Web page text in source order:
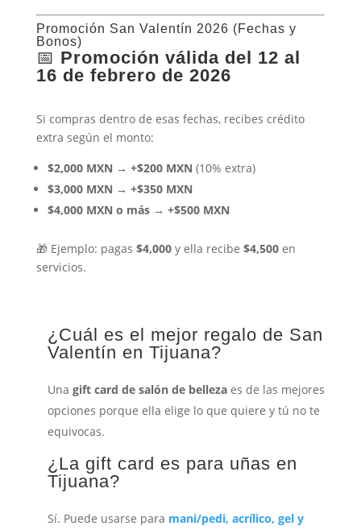
Promoción San Valentín 2026 (Fechas y
Bonos)
📅 Promoción válida del 12 al
16 de febrero de 2026
Si compras dentro de esas fechas, recibes crédito
extra según el monto:
$2,000 MXN → +$200 MXN (10% extra)
$3,000 MXN → +$350 MXN
$4,000 MXN o más → +$500 MXN
🎁 Ejemplo: pagas $4,000y ella recibe $4,500en
servicios.
¿Cuál es el mejor regalo de San
Valentín en Tijuana?
Una gift card de salón de bellezaes de las mejores
opciones porque ella elige lo que quiere y tú no te
equivocas.
¿La gift card es para uñas en
Tijuana?
Sí. Puede usarse para mani/pedi, acrílico, gel y